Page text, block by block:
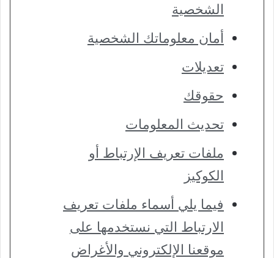
الشخصية
أمان معلوماتك الشخصية
تعديلات
حقوقك
تحديث المعلومات
ملفات تعريف الإرتباط أو
الكوكيز
فيما يلي أسماء ملفات تعريف
الارتباط التي نستخدمها على
موقعنا الإلكتروني والأغراض